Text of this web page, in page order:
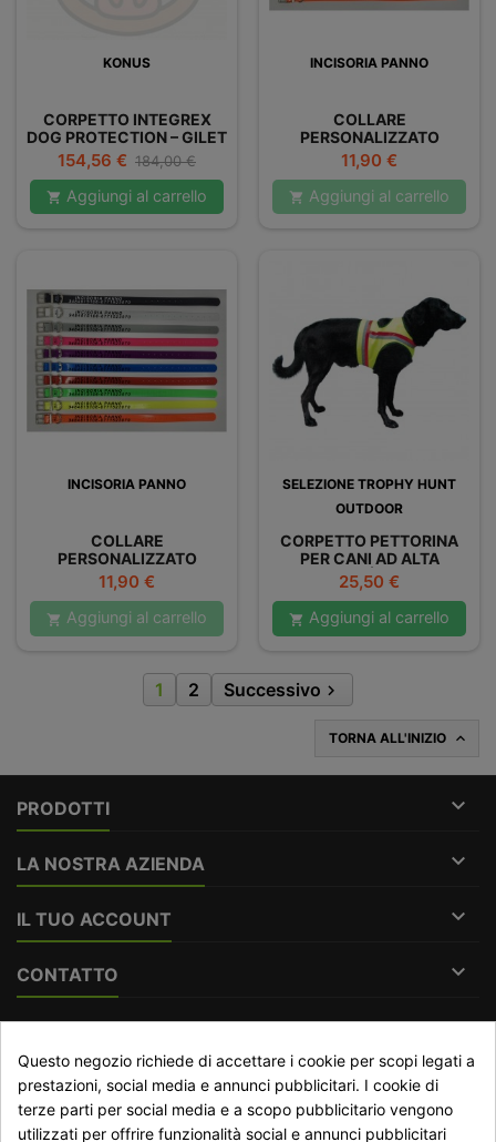
KONUS
CORPETTO INTEGREX
DOG PROTECTION – GILET
PER CANI DA CACCIA AL
CINGHIALE
Prezzo
154,56 € Prezzo
base
184,00 €
 Aggiungi al carrello
INCISORIA PANNO
COLLARE
PERSONALIZZATO
INCISORIA PANNO - 1 RIGA
Prezzo
11,90 €
 Aggiungi al carrello
INCISORIA PANNO
COLLARE
PERSONALIZZATO
INCISORIA PANNO - 2
RIGHE
Prezzo
11,90 €
 Aggiungi al carrello
SELEZIONE TROPHY HUNT
OUTDOOR
CORPETTO PETTORINA
PER CANI AD ALTA
VISIBILITÀ GIALLA
Prezzo
25,50 €
 Aggiungi al carrello
1 2 Successivo 
TORNA ALL'INIZIO 
PRODOTTI 
LA NOSTRA AZIENDA 
IL TUO ACCOUNT 
CONTATTO 
Traccia stato del recesso
Questo negozio richiede di accettare i cookie per scopi legati a
prestazioni, social media e annunci pubblicitari. I cookie di
terze parti per social media e a scopo pubblicitario vengono
utilizzati per offrire funzionalità social e annunci pubblicitari